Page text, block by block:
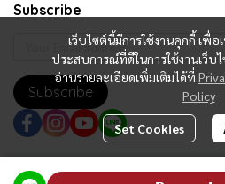
เว็บไซต์นี้มีการใช้งานคุกกี้ เพื่
ประสบการณ์ที่ดีในการใช้งานเว็บ
อ่านรายละเอียดเพิ่มเติมได้ที่
Policy
Set Cookies
Subscribe
Subscribe
Copyright | All Rights